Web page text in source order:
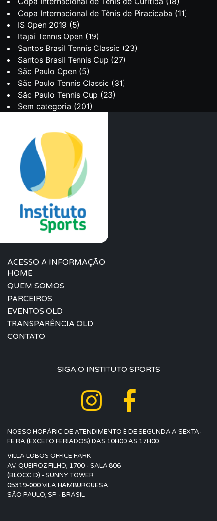
Copa Internacional de Tênis de Piracicaba (11)
IS Open 2019 (5)
Itajaí Tennis Open (19)
Santos Brasil Tennis Classic (23)
Santos Brasil Tennis Cup (27)
São Paulo Open (5)
São Paulo Tennis Classic (31)
São Paulo Tennis Cup (23)
Sem categoria (201)
ACESSO A INFORMAÇÃO
HOME
QUEM SOMOS
PARCEIROS
EVENTOS OLD
TRANSPARÊNCIA OLD
CONTATO
SIGA O INSTITUTO SPORTS
NOSSO HORÁRIO DE ATENDIMENTO É DE SEGUNDA A SEXTA-
FEIRA (EXCETO FERIADOS) DAS 10H00 AS 17H00.
VILLA LOBOS OFFICE PARK
AV. QUEIROZ FILHO, 1700 - SALA 806
(BLOCO D) - SUNNY TOWER
05319-000 VILA HAMBURGUESA
SÃO PAULO, SP - BRASIL